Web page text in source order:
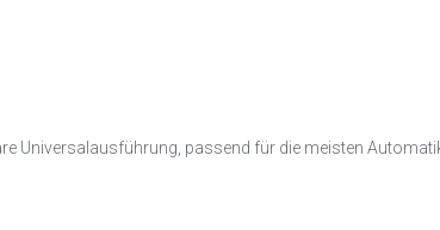
Universalausführung, passend für die meisten